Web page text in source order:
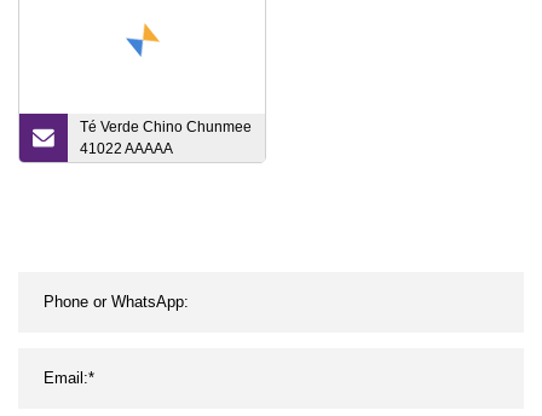
Té Verde Chino Chunmee
41022 AAAAA